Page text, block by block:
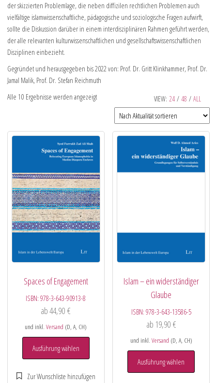
der skizzierten Problemlage, die neben diffizilen rechtlichen Problemen auch
vielfältige islamwissenschaftliche, pädagogische und soziologische Fragen aufwirft,
sollte die Diskussion darüber in einem interdisziplinären Rahmen geführt werden,
der alle relevanten kulturwissenschaftlichen und gesellschaftswissenschaftlichen
Disziplinen einbezieht.
Gegründet und herausgegeben bis 2022 von: Prof. Dr. Gritt Klinkhammer, Prof. Dr.
Jamal Malik, Prof. Dr. Stefan Reichmuth
VIEW: 24 / 48 / ALL
Alle 10 Ergebnisse werden angezeigt
Spaces of Engagement
ISBN:978-3-643-90913-8
ab44,90€
und inkl.Versand (D, A, CH)
Ausführung wählen
Islam – ein widerständiger
Glaube
ISBN: 978-3-643-13586-5
ab 19,90 €
und inkl. Versand (D, A, CH)
Ausführung wählen